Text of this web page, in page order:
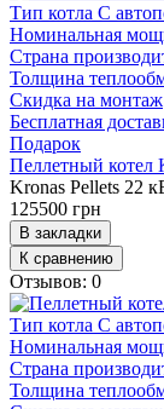
Тип котла С
Номинальная
Страна
Толщина
Скидка на монтаж
Бесплатная
Подарок
Пеллетный котел
Kronas Pellets 22
125500 грн
В закладки
К сравнению
Отзывов: 0
Тип котла С
Номинальная
Страна
Толщина